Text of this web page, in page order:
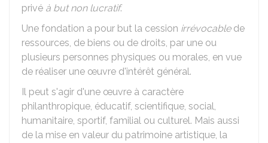
privé à but non lucratif.
Une fondation a pour but la cession irrévocablede
ressources, de biens ou de droits, par une ou
plusieurs personnes physiques ou morales, en vue
de réaliser une œuvre d'intérêt général.
Il peut s'agir d'une œuvre à caractère
philanthropique, éducatif, scientifique, social,
humanitaire, sportif, familial ou culturel. Mais aussi
de la mise en valeur du patrimoine artistique, la